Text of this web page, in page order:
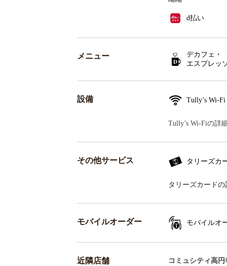
d払い
メニュー
デカフェ・
エスプレッ
設備 Tully’s Wi-Fi
Tully’s Wi-Fiの詳
その他サービス タリーズカ
タリーズカードの
モバイルオーダー モバイルオ
近隣店舗 コミュシティ高